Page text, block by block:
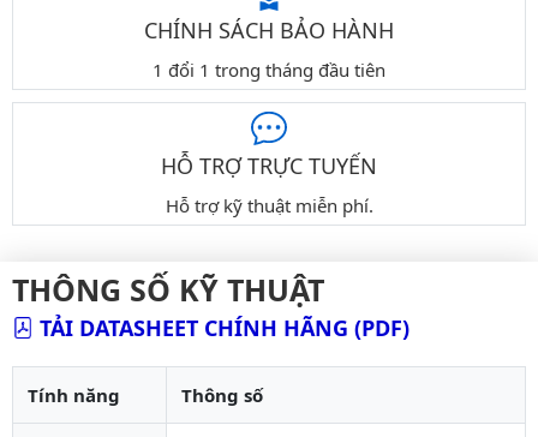
CHÍNH SÁCH BẢO HÀNH
1 đổi 1 trong tháng đầu tiên
HỖ TRỢ TRỰC TUYẾN
Hỗ trợ kỹ thuật miễn phí.
THÔNG SỐ KỸ THUẬT
TẢI DATASHEET CHÍNH HÃNG (PDF)
Tính năng Thông số